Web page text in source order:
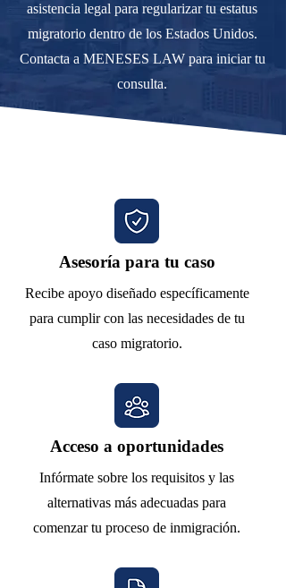
asistencia legal para regularizar tu estatus
migratorio dentro de los Estados Unidos.
Contacta a MENESES LAW para iniciar tu
consulta.
Asesoría para tu caso
Recibe apoyo diseñado específicamente
para cumplir con las necesidades de tu
caso migratorio.
Acceso a oportunidades
Infórmate sobre los requisitos y las
alternativas más adecuadas para
comenzar tu proceso de inmigración.